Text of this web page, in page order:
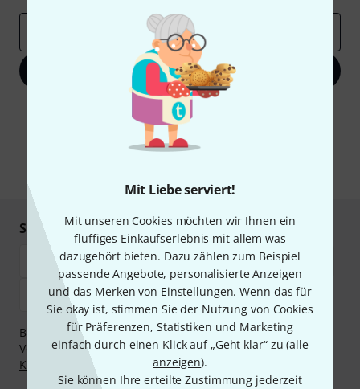
Mit Liebe serviert!
Mit unseren Cookies möchten wir Ihnen ein
fluffiges Einkaufserlebnis mit allem was
dazugehört bieten. Dazu zählen zum Beispiel
passende Angebote, personalisierte Anzeigen
und das Merken von Einstellungen. Wenn das für
Sie okay ist, stimmen Sie der Nutzung von Cookies
für Präferenzen, Statistiken und Marketing
einfach durch einen Klick auf „Geht klar“ zu (alle
anzeigen).
Sie können Ihre erteilte Zustimmung jederzeit
Jetzt anmelden
Mit Klick auf „Jetzt anmelden“ stimmen Sie dem Erhalt von E-Mail-
Werbung und einer Messung des E-Mail-Nutzungsverhaltens zu. Die
Abmeldung ist jederzeit möglich. Weitere Informationen finden Sie in
unserenDatenschutzhinweisen
Sicher einkaufen & bezahlen
Bezahlen Sie vertraulich und sicher per Nachnahme,
Vorkasse, PayPal, Amazon Pay,Klarna Sofort bezahlen
Klarna Ratenzahlung
oder Kreditkarte.